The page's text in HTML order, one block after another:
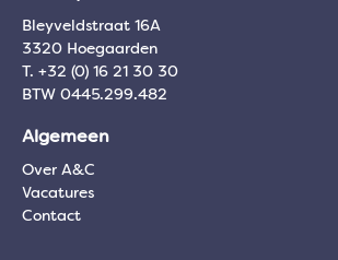
Bleyveldstraat 16A
3320 Hoegaarden
T. +32 (0) 16 21 30 30
BTW 0445.299.482
Algemeen
Over A&C
Vacatures
Contact